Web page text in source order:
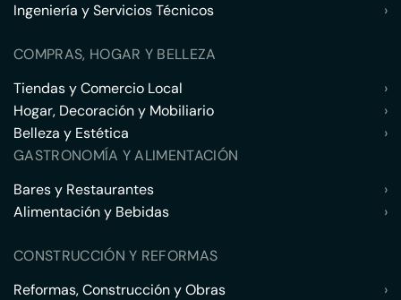
Ingeniería y Servicios Técnicos
›
COMPRAS, HOGAR Y BELLEZA
Tiendas y Comercio Local
›
Hogar, Decoración y Mobiliario
›
Belleza y Estética
›
GASTRONOMÍA Y ALIMENTACIÓN
Bares y Restaurantes
›
Alimentación y Bebidas
›
CONSTRUCCIÓN Y REFORMAS
Reformas, Construcción y Obras
›